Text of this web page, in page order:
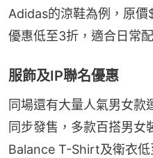
Adidas的涼鞋為例，原
優惠低至3折，適合日常配
服飾及IP聯名優惠
同場還有大量人氣男女款
同步發售，多款百搭男
Balance T-Shirt及衛衣